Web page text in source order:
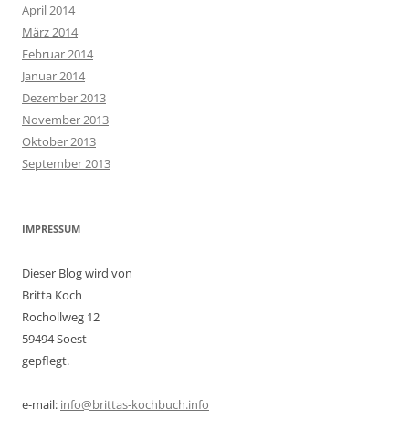
April 2014
März 2014
Februar 2014
Januar 2014
Dezember 2013
November 2013
Oktober 2013
September 2013
IMPRESSUM
Dieser Blog wird von
Britta Koch
Rochollweg 12
59494 Soest
gepflegt.
e-mail: info@brittas-kochbuch.info